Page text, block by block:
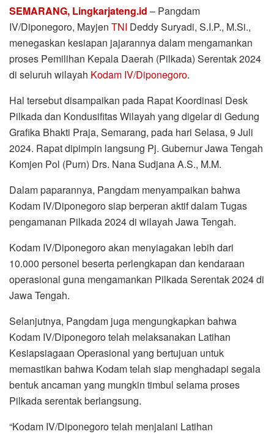
SEMARANG, Lingkarjateng.id – Pangdam
IV/Diponegoro, Mayjen TNI Deddy Suryadi, S.I.P., M.Si.,
menegaskan kesiapan jajarannya dalam mengamankan
proses Pemilihan Kepala Daerah (Pilkada) Serentak 2024
di seluruh wilayah Kodam IV/Diponegoro.
Hal tersebut disampaikan pada Rapat Koordinasi Desk
Pilkada dan Kondusifitas Wilayah yang digelar di Gedung
Grafika Bhakti Praja, Semarang, pada hari Selasa, 9 Juli
2024. Rapat dipimpin langsung Pj. Gubernur Jawa Tengah
Komjen Pol (Purn) Drs. Nana Sudjana A.S., M.M.
Dalam paparannya, Pangdam menyampaikan bahwa
Kodam IV/Diponegoro siap berperan aktif dalam Tugas
pengamanan Pilkada 2024 di wilayah Jawa Tengah.
Kodam IV/Diponegoro akan menyiagakan lebih dari
10.000 personel beserta perlengkapan dan kendaraan
operasional guna mengamankan Pilkada Serentak 2024 di
Jawa Tengah.
Selanjutnya, Pangdam juga mengungkapkan bahwa
Kodam IV/Diponegoro telah melaksanakan Latihan
Kesiapsiagaan Operasional yang bertujuan untuk
memastikan bahwa Kodam telah siap menghadapi segala
bentuk ancaman yang mungkin timbul selama proses
Pilkada serentak berlangsung.
“Kodam IV/Diponegoro telah menjalani Latihan